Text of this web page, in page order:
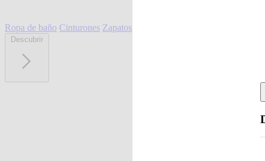
Ropa de baño Cinturones Zapatos
Descubrir